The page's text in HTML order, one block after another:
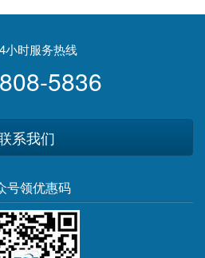
小时服务热线
5836
系我们
号领优惠码